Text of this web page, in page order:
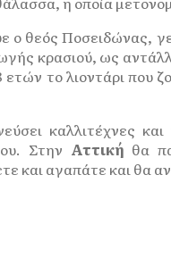
ο θεός Ποσειδώνας,
κρασιού, ως
το λιοντάρι που
καλλιτέχνες
Στην Αττική θα
και αγαπάτε και θα